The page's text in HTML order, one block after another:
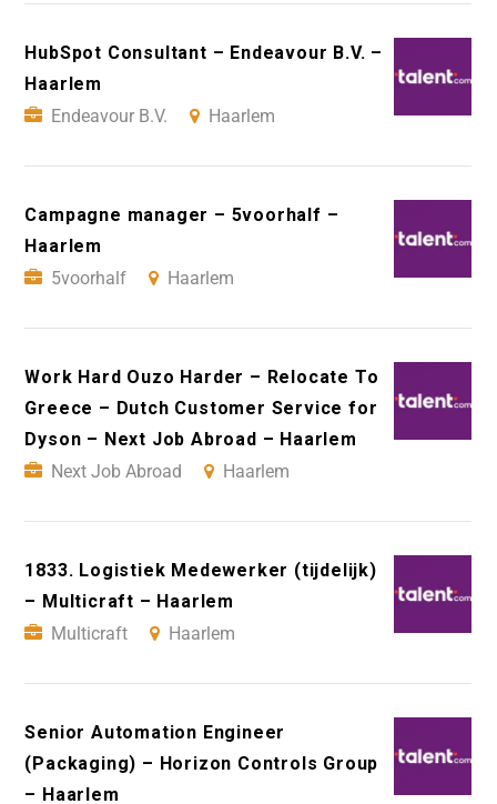
HubSpot Consultant – Endeavour B.V. –
Haarlem
Endeavour B.V.
Haarlem
Campagne manager – 5voorhalf –
Haarlem
5voorhalf
Haarlem
Work Hard Ouzo Harder – Relocate To
Greece – Dutch Customer Service for
Dyson – Next Job Abroad – Haarlem
Next Job Abroad
Haarlem
1833. Logistiek Medewerker (tijdelijk)
– Multicraft – Haarlem
Multicraft
Haarlem
Senior Automation Engineer
(Packaging) – Horizon Controls Group
– Haarlem